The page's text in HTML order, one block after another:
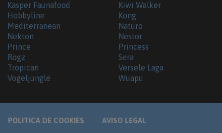
Kasper Faunafood
Hobbyline
Kiwi Walker
Kong
Mediterranean
Naturo
Nekton
Nestor
Prince
Princess
Rogz
Sera
Tropican
Versele Laga
Vogeljungle
Wuapu
POLITICA DE COOKIES AVISO LEGAL